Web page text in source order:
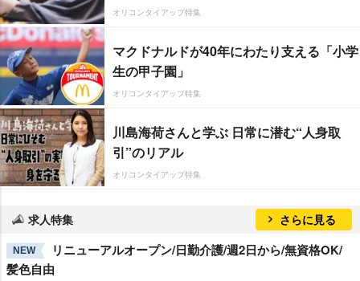
オリコンタイアップ特集
マクドナルドが40年にわたり支える「小学
生の甲子園」
オリコンタイアップ特集
川島海荷さんと学ぶ 日常に潜む“人身取
引”のリアル
オリコンタイアップ特集
求人特集 さらに見る
NEW
リニューアルオープン/日勤介護/週2日から/無資格OK/
髪色自由